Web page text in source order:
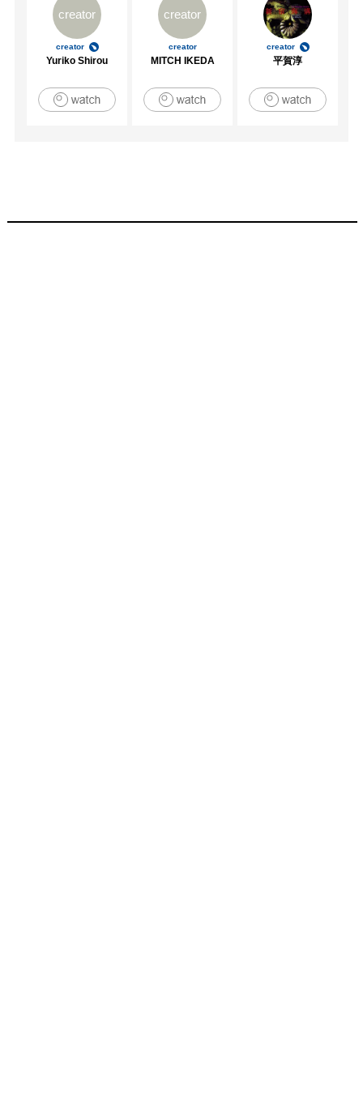
creator
creator
Yuriko Shirou
creator
creator
MITCH IKEDA
creator
平賀淳